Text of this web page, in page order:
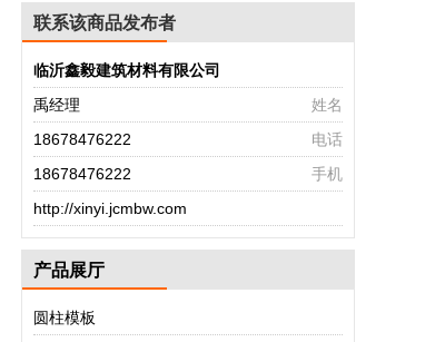
联系该商品发布者
临沂鑫毅建筑材料有限公司
姓名
禹经理
电话
18678476222
手机
18678476222
http://xinyi.jcmbw.com
产品展厅
圆柱模板